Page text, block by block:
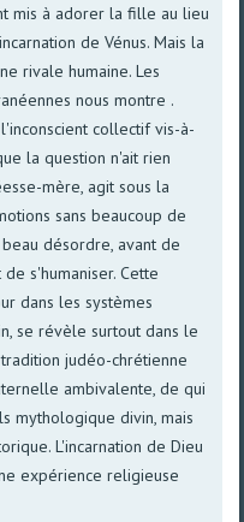
mis à adorer la fille au lieu
de Vénus. Mais la
rivale humaine. Les
nous montre .
collectif vis-à-
la question n'ait rien
mère, agit sous la
sans beaucoup de
désordre, avant de
s'humaniser. Cette
dans les systèmes
se révèle surtout dans le
judéo-chrétienne
ambivalente, de qui
mythologique divin, mais
L'incarnation de Dieu
expérience religieuse